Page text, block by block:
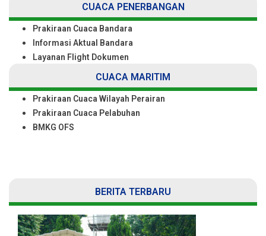
CUACA PENERBANGAN
Prakiraan Cuaca Bandara
Informasi Aktual Bandara
Layanan Flight Dokumen
CUACA MARITIM
Prakiraan Cuaca Wilayah Perairan
Prakiraan Cuaca Pelabuhan
BMKG OFS
BERITA TERBARU